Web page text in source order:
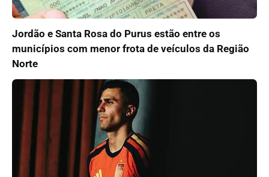
Jordão e Santa Rosa do Purus estão entre os
municípios com menor frota de veículos da Região
Norte